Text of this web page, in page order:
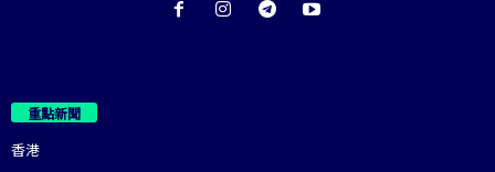
重點新聞
香港